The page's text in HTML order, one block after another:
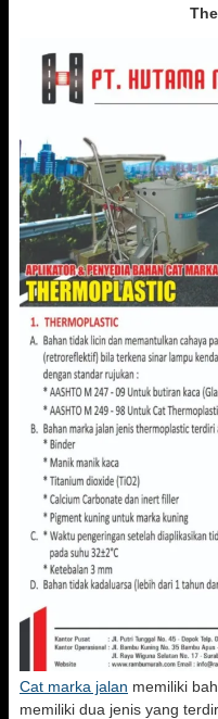
Cat marka jalan memiliki
memiliki dua jenis yang